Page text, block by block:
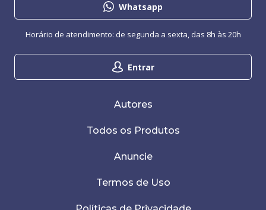
Whatsapp
Entrar
Horário de atendimento: de segunda a sexta, das 8h às 20h
Autores
Todos os Produtos
Anuncie
Termos de Uso